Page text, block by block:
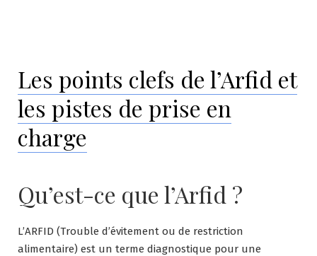
Les points clefs de l’Arfid et
les pistes de prise en
charge
Qu’est-ce que l’Arfid ?
L’ARFID (Trouble d’évitement ou de restriction
alimentaire) est un terme diagnostique pour une